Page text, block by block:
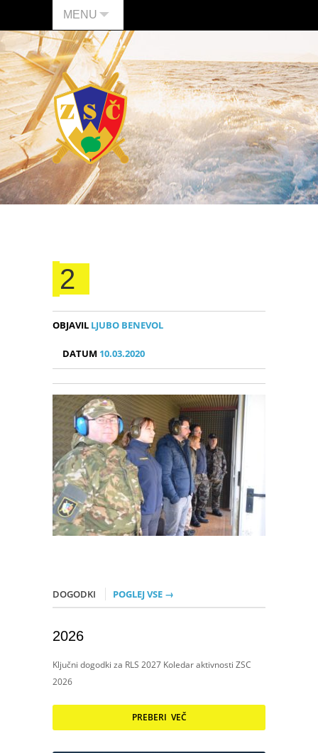
MENU
2
OBJAVIL LJUBO BENEVOL
DATUM 10.03.2020
DOGODKI POGLEJ VSE →
2026
Ključni dogodki za RLS 2027 Koledar aktivnosti ZSC
2026
PREBERI VEČ